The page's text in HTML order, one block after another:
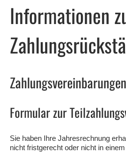
Informationen
Zahlungsvereinbarungen
Formular zur
Sie haben Ihre Jahresrechnung
nicht fristgerecht oder nicht in